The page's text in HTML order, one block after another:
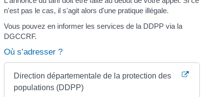
n'est pas le cas, il s'agit alors d'une pratique illégale.
Vous pouvez en informer les services de la DDPP via la
DGCCRF.
Où s’adresser ?
Direction départementale de la protection des
populations (DDPP)